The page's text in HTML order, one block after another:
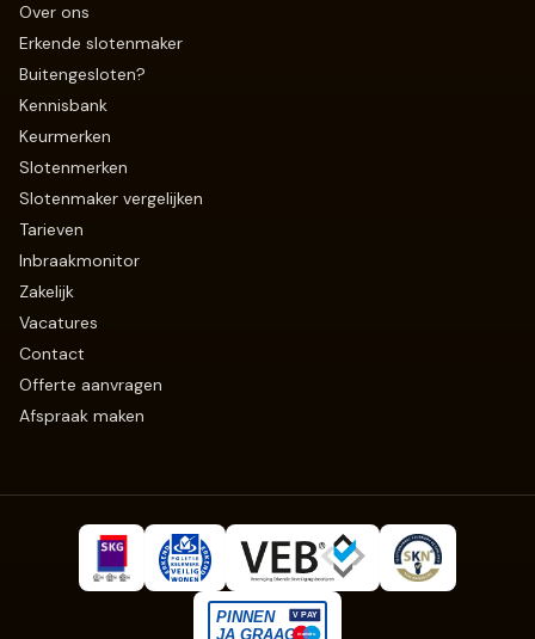
Over ons
Erkende slotenmaker
Buitengesloten?
Kennisbank
Keurmerken
Slotenmerken
Slotenmaker vergelijken
Tarieven
Inbraakmonitor
Zakelijk
Vacatures
Contact
Offerte aanvragen
Afspraak maken